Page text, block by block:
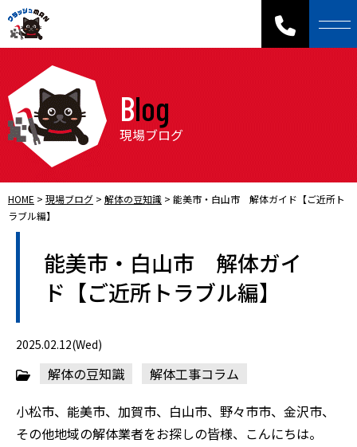
Blog
現場ブログ
HOME > 現場ブログ > 解体の豆知識 > 能美市・白山市 解体ガイド【ご近所ト
ラブル編】
能美市・白山市 解体ガイ
ド【ご近所トラブル編】
2025.02.12(Wed)
解体の豆知識
解体工事コラム
小松市、能美市、加賀市、白山市、野々市市、金沢市、
その他地域の解体業者をお探しの皆様、こんにちは。